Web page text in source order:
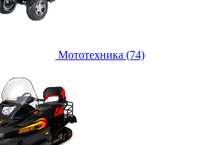
Мототехника (74)